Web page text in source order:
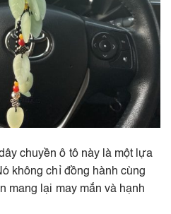
chuyền ô tô này là một lựa
không chỉ đồng hành cùng
mang lại may mắn và hạnh